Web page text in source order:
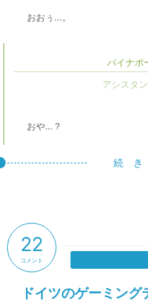
おおぅ…。
パイナポ
おや…？
続
ドイツのゲーミン
22
コメント